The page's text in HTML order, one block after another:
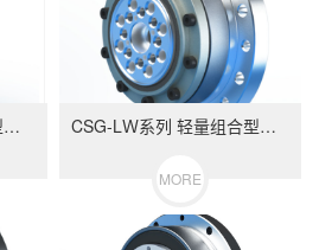
SHG-LW系列 轻量组合型减速机 CSG-LＷ系列 轻量组合型谐波减速机
MORE